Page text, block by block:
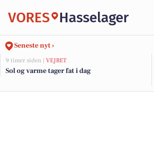
VORES Hasselager
Seneste nyt ›
9 timer siden | VEJRET
Sol og varme tager fat i dag